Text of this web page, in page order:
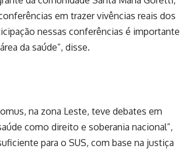
em trazer vivências reais dos
nessas conferências é importante
da saúde”, disse.
na zona Leste, teve debates em
como direito e soberania nacional”,
para o SUS, com base na justiça